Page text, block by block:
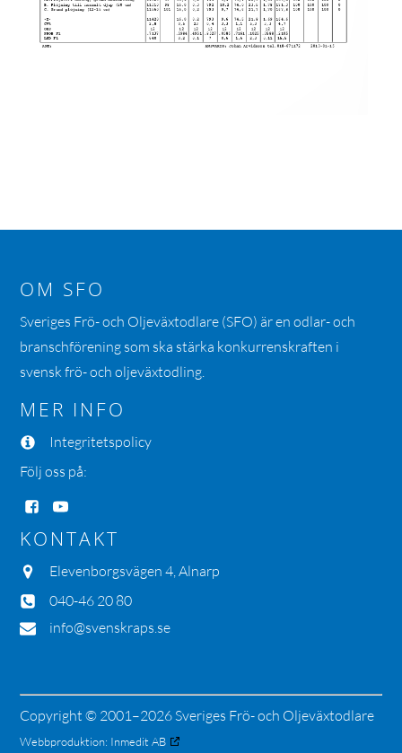
OM SFO
Sveriges Frö- och Oljeväxtodlare (SFO) är en odlar- och
branschförening som ska stärka konkurrenskraften i
svensk frö- och oljeväxtodling.
MER INFO
Integritetspolicy
Följ oss på:
KONTAKT
Elevenborgsvägen 4, Alnarp
040-46 20 80
info@svenskraps.se
Copyright © 2001–2026 Sveriges Frö- och Oljeväxtodlare
Webbproduktion: Inmedit AB